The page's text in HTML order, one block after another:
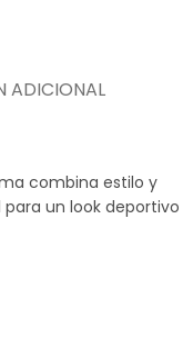
ADICIONAL
combina estilo y
un look deportivo